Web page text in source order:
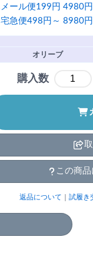
メール便199円 4980
宅急便498円～ 8980
オリーブ
購入数
この商
返品について 試履き